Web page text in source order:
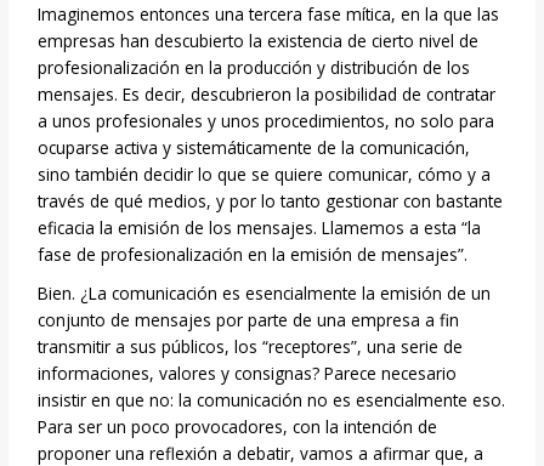
Imaginemos entonces una tercera fase mítica, en la que las
empresas han descubierto la existencia de cierto nivel de
profesionalización en la producción y distribución de los
mensajes. Es decir, descubrieron la posibilidad de contratar
a unos profesionales y unos procedimientos, no solo para
ocuparse activa y sistemáticamente de la comunicación,
sino también decidir lo que se quiere comunicar, cómo y a
través de qué medios, y por lo tanto gestionar con bastante
eficacia la emisión de los mensajes. Llamemos a esta “la
fase de profesionalización en la emisión de mensajes”.
Bien. ¿La comunicación es esencialmente la emisión de un
conjunto de mensajes por parte de una empresa a fin
transmitir a sus públicos, los “receptores”, una serie de
informaciones, valores y consignas? Parece necesario
insistir en que no: la comunicación no es esencialmente eso.
Para ser un poco provocadores, con la intención de
proponer una reflexión a debatir, vamos a afirmar que, a